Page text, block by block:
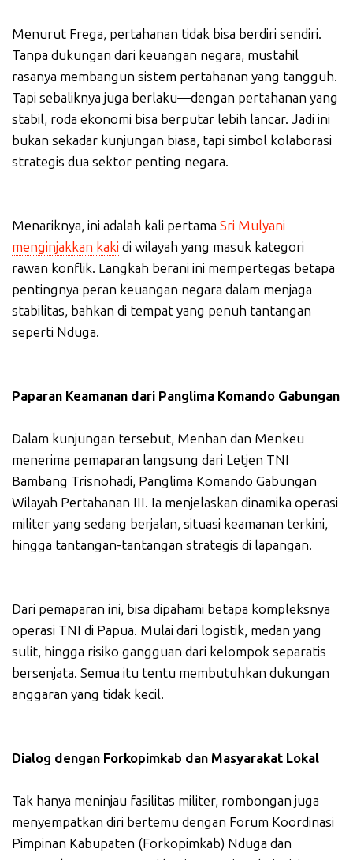
Menurut Frega, pertahanan tidak bisa berdiri sendiri.
Tanpa dukungan dari keuangan negara, mustahil
rasanya membangun sistem pertahanan yang tangguh.
Tapi sebaliknya juga berlaku—dengan pertahanan yang
stabil, roda ekonomi bisa berputar lebih lancar. Jadi ini
bukan sekadar kunjungan biasa, tapi simbol kolaborasi
strategis dua sektor penting negara.
Menariknya, ini adalah kali pertama Sri Mulyani
menginjakkan kaki di wilayah yang masuk kategori
rawan konflik. Langkah berani ini mempertegas betapa
pentingnya peran keuangan negara dalam menjaga
stabilitas, bahkan di tempat yang penuh tantangan
seperti Nduga.
Paparan Keamanan dari Panglima Komando Gabungan
Dalam kunjungan tersebut, Menhan dan Menkeu
menerima pemaparan langsung dari Letjen TNI
Bambang Trisnohadi, Panglima Komando Gabungan
Wilayah Pertahanan III. Ia menjelaskan dinamika operasi
militer yang sedang berjalan, situasi keamanan terkini,
hingga tantangan-tantangan strategis di lapangan.
Dari pemaparan ini, bisa dipahami betapa kompleksnya
operasi TNI di Papua. Mulai dari logistik, medan yang
sulit, hingga risiko gangguan dari kelompok separatis
bersenjata. Semua itu tentu membutuhkan dukungan
anggaran yang tidak kecil.
Dialog dengan Forkopimkab dan Masyarakat Lokal
Tak hanya meninjau fasilitas militer, rombongan juga
menyempatkan diri bertemu dengan Forum Koordinasi
Pimpinan Kabupaten (Forkopimkab) Nduga dan